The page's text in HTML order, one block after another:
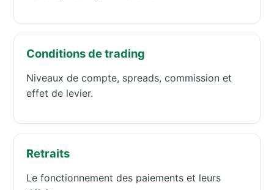
Conditions de trading
Niveaux de compte, spreads, commission et
effet de levier.
Retraits
Le fonctionnement des paiements et leurs